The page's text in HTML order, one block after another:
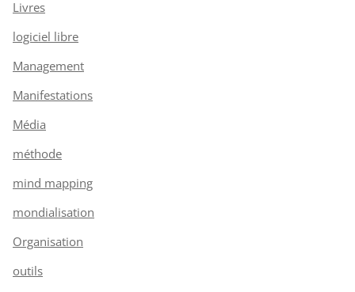
Livres
logiciel libre
Management
Manifestations
Média
méthode
mind mapping
mondialisation
Organisation
outils